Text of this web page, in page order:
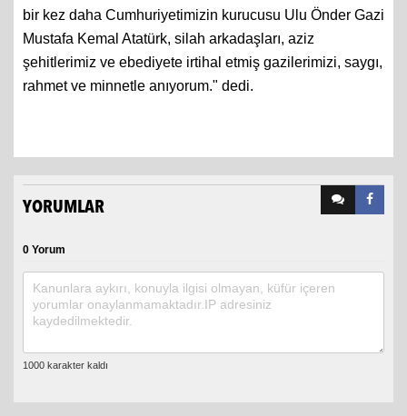
bir kez daha Cumhuriyetimizin kurucusu Ulu Önder Gazi
Mustafa Kemal Atatürk, silah arkadaşları, aziz
şehitlerimiz ve ebediyete irtihal etmiş gazilerimizi, saygı,
rahmet ve minnetle anıyorum." dedi.
YORUMLAR
0 Yorum